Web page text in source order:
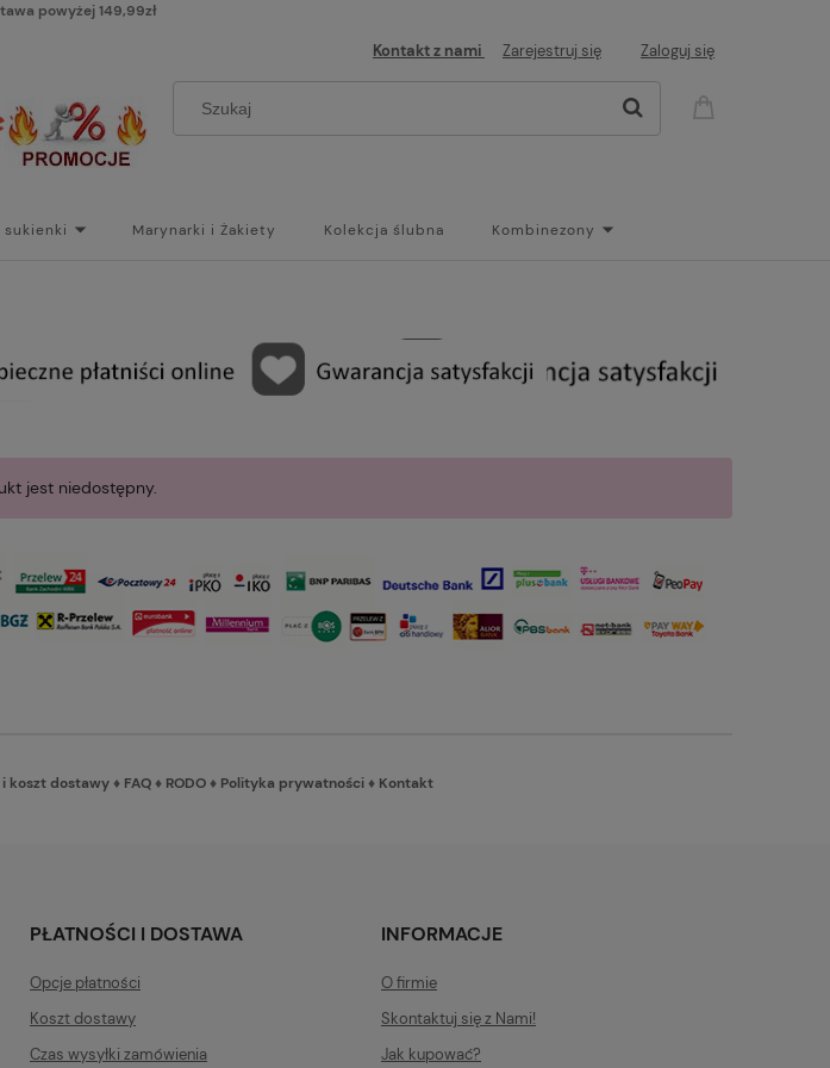
powyżej 149,99zł
Kontakt z nami Zarejestruj się Zaloguj się
Marynarki i Żakiety Kolekcja ślubna Kombinezony
jest niedostępny.
i koszt dostawy♦ FAQ♦ RODO♦ Polityka prywatności♦ Kontakt
PŁATNOŚCI I DOSTAWA
Opcje płatności
Koszt dostawy
Czas wysyłki zamówienia
INFORMACJE
O firmie
Skontaktuj się z Nami!
Jak kupować?